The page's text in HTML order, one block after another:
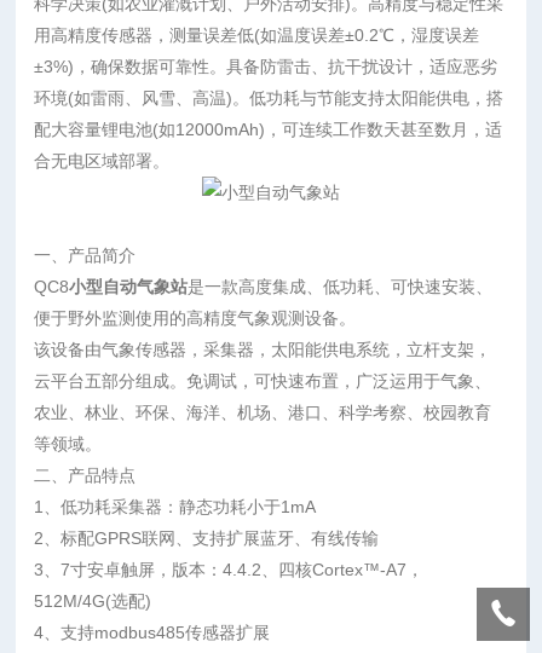
用高精度传感器，测量误差低(如温度误差±0.2℃，湿度误差
±3%)，确保数据可靠性。具备防雷击、抗干扰设计，适应恶劣
环境(如雷雨、风雪、高温)。低功耗与节能支持太阳能供电，搭
配大容量锂电池(如12000mAh)，可连续工作数天甚至数月，适
合无电区域部署。
一、产品简介
QC8小型自动气象站是一款高度集成、低功耗、可快速安装、
便于野外监测使用的高精度气象观测设备。
该设备由气象传感器，采集器，太阳能供电系统，立杆支架，
云平台五部分组成。免调试，可快速布置，广泛运用于气象、
农业、林业、环保、海洋、机场、港口、科学考察、校园教育
等领域。
二、产品特点
1、低功耗采集器：静态功耗小于1mA
2、标配GPRS联网、支持扩展蓝牙、有线传输
3、7寸安卓触屏，版本：4.4.2、四核Cortex™-A7，
512M/4G(选配)
4、支持modbus485传感器扩展